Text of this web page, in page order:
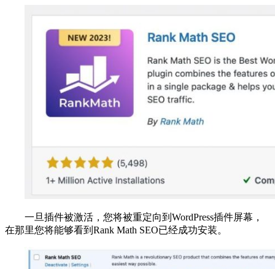
一旦插件被激活，您将被重定向到WordPress插件屏幕，
在那里您将能够看到Rank Math SEO已经成功安装。